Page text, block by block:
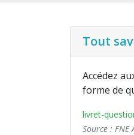
Tout
Accédez
forme de
livret-
Source : FNE